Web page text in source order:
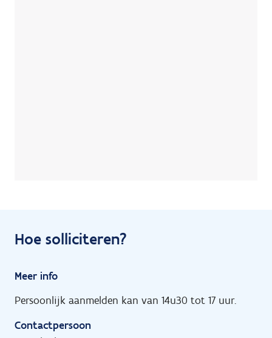
Hoe solliciteren?
Meer info
Persoonlijk aanmelden kan van 14u30 tot 17 uur.
Contactpersoon